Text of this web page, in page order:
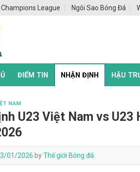
Champions League Ngôi Sao Bóng Đá
ĐIỂM TIN NHẬN ĐỊNH HẬU
NAM
U23 Việt Nam vs U23
01/2026 byThế giới Bóng đá